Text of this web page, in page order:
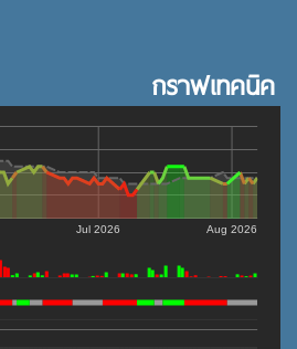
กราฟเทคนิค
Jul 2026 Aug 2026